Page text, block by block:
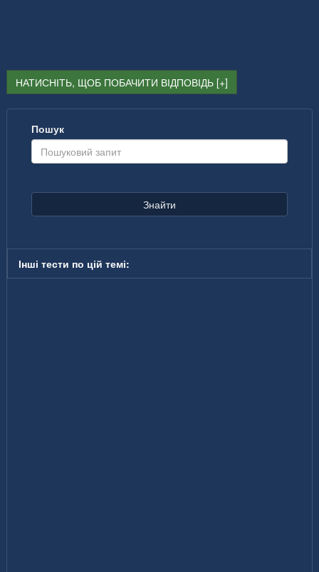
НАТИСНІТЬ, ЩОБ ПОБАЧИТИ ВІДПОВІДЬ
Пошук
Знайти
Інші тести по цій темі: